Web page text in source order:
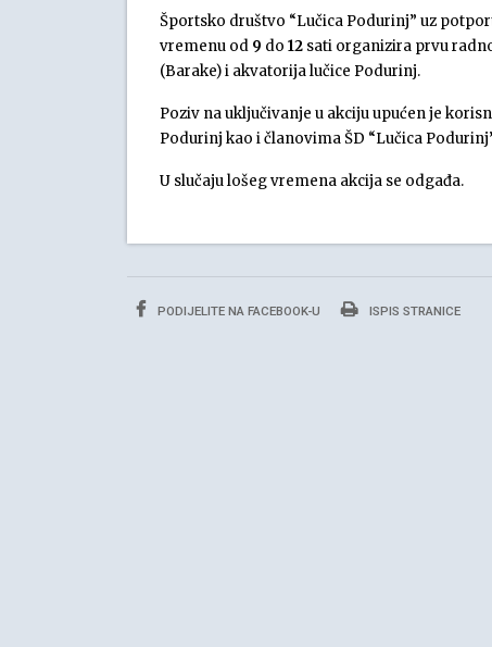
Športsko društvo “Lučica Podurinj” uz
vremenu od 9 do 12 sati organizira prvu
(Barake) i akvatorija lučice Podurinj.
Poziv na uključivanje u akciju upućen je
Podurinj kao i članovima ŠD “Lučica
U slučaju lošeg vremena akcija se odgađa.
PODIJELITE NA FACEBOOK-U ISPIS STRANICE